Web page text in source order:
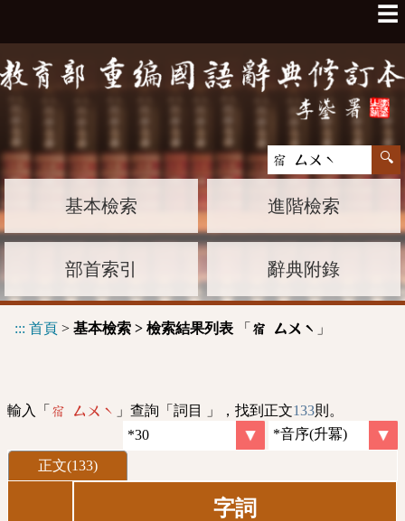
☰
基本檢索 進階檢索
部首索引 辭典附錄
::: 首頁 > 基本檢索 > 檢索結果列表 「 宿 ㄙㄨˋ 」
輸入「 宿 ㄙㄨˋ 」查詢「詞目 」，找到正文133則。
正文(133)
字詞